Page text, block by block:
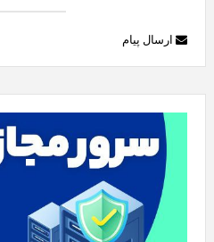
ارسال پیام